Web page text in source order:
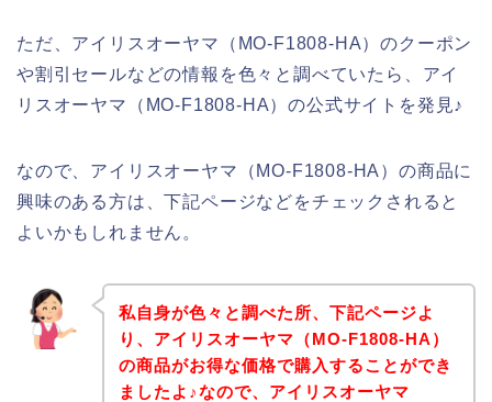
ただ、アイリスオーヤマ（MO-F1808-HA）のクーポン
や割引セールなどの情報を色々と調べていたら、アイ
リスオーヤマ（MO-F1808-HA）の公式サイトを発見♪
なので、アイリスオーヤマ（MO-F1808-HA）の商品に
興味のある方は、下記ページなどをチェックされると
よいかもしれません。
私自身が色々と調べた所、下記ページよ
り、アイリスオーヤマ（MO-F1808-HA）
の商品がお得な価格で購入することができ
ましたよ♪なので、アイリスオーヤマ